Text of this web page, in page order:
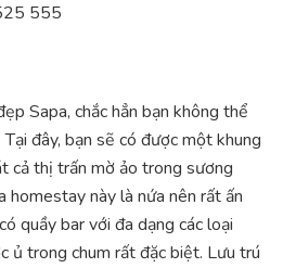
555
Sapa, chắc hẳn bạn không thể
đây, bạn sẽ có được một khung
cả thị trấn mờ ảo trong sương
homestay này là nứa nên rất ấn
quầy bar với đa dạng các loại
ủ trong chum rất đặc biệt. Lưu trú